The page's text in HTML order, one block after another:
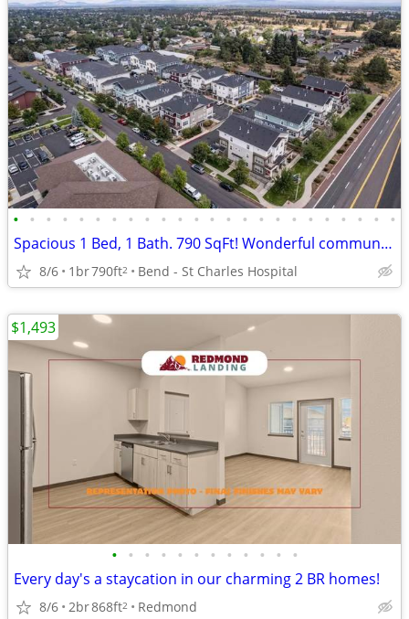
• • • • • • • • • • • • • • • • • • • • • • • •
Spacious 1 Bed, 1 Bath. 790 SqFt! Wonderful community! Visit today!
8/6 1br790ft2 Bend - St Charles Hospital
• • • • • • • • • • • •
Every day's a staycation in our charming 2 BR homes!
8/6 2br868ft2 Redmond
$1,493